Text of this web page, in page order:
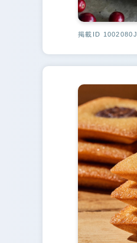
掲載ID 1002080J